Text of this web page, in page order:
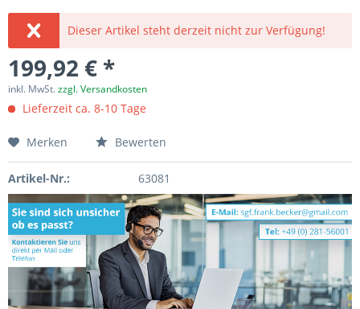
Dieser Artikel steht derzeit nicht zur Verfügung!
199,92 € *
inkl. MwSt.zzgl. Versandkosten
Lieferzeit ca. 8-10 Tage
Merken Bewerten
Artikel-Nr.: 63081